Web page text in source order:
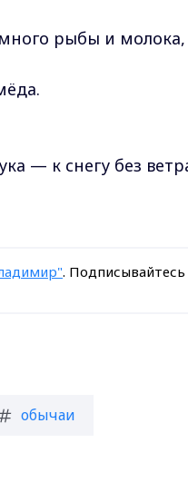
рыбы и
— к снегу без
. Подписывайтесь
обычаи